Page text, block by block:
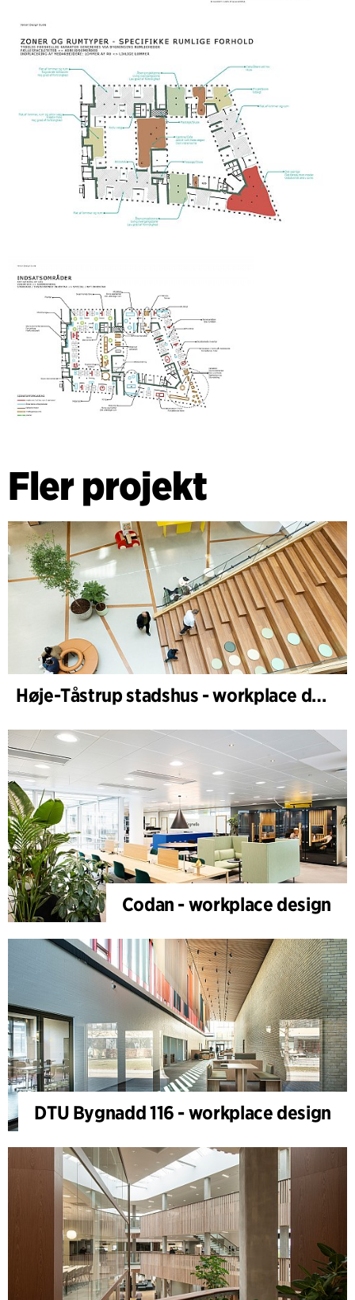
Fler projekt
Høje-Tåstrup stadshus - workplace design
Codan - workplace design
DTU Bygnadd 116 - workplace design